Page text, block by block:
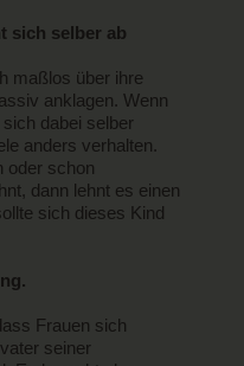
sich selber ab
maßlos über ihre
anklagen. Wenn
dabei selber
anders verhalten.
oder schon
dann lehnt es einen
sich dieses Kind
Frauen sich
seiner